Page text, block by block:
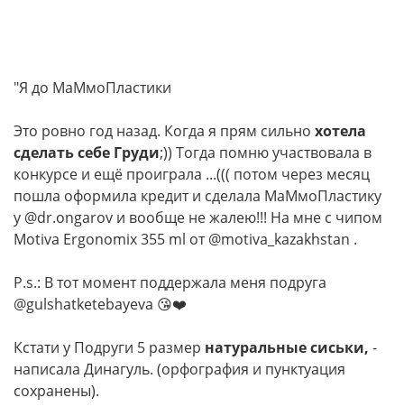
"Я до МаМмоПластики
Это ровно год назад. Когда я прям сильно хотела
сделать себе Груди;)) Тогда помню участвовала в
конкурсе и ещё проиграла ...((( потом через месяц
пошла оформила кредит и сделала МаМмоПластику
у @dr.ongarov и вообще не жалею!!! На мне с чипом
Motiva Ergonomiх 355 ml от @motiva_kazakhstan .
P.s.: В тот момент поддержала меня подруга
@gulshatketebayeva 😘❤️
Кстати у Подруги 5 размер натуральные сиськи, -
написала Динагуль. (орфография и пунктуация
сохранены).